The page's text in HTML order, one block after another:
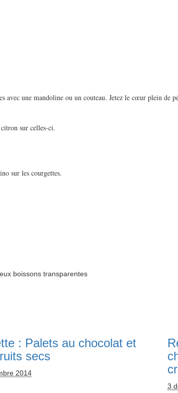
avec une mandoline ou un couteau. Jetez le cœur plein de
sur celles-ci.
sur les courgettes.
boissons transparentes
: Palets au chocolat et
secs
2014
3